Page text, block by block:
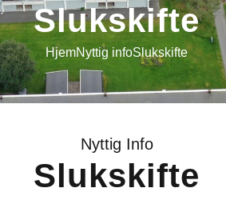
Slukskifte
HjemNyttig infoSlukskifte
Nyttig Info
Slukskifte